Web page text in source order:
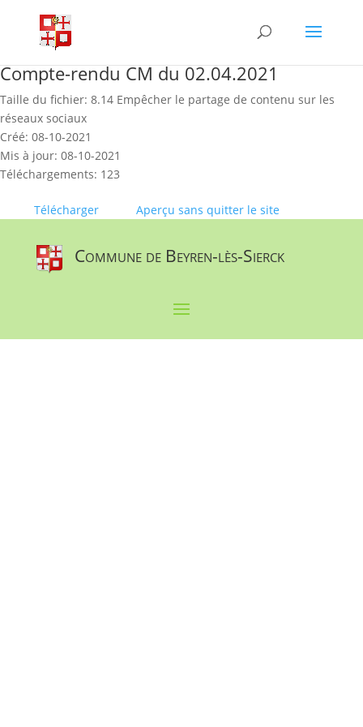
content
Compte-rendu CM du 02.04.2021
Taille du fichier: 8.14 Empêcher le partage de contenu sur les
réseaux sociaux
Créé: 08-10-2021
Mis à jour: 08-10-2021
Téléchargements: 123
Télécharger Aperçu sans quitter le site
Commune de Beyren-lès-Sierck